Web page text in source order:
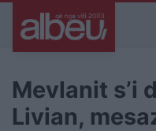
Mevlanit s’i
Livian,